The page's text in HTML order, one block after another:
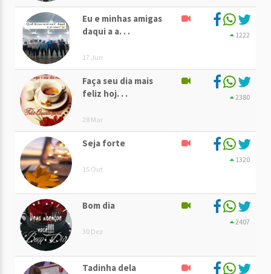
Eu e minhas amigas
daqui a a. . .
17 Jun
1222
Faça seu dia mais
feliz hoj. . .
28 Mar
2380
Seja forte
15 Out
1320
Bom dia
30 Dez
2407
Tadinha dela